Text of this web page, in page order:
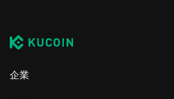
企業